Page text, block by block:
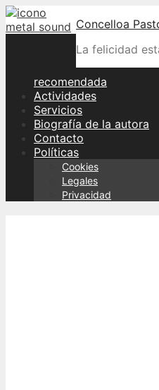
Skip
to
Concelloa
La felicidad
recomendada
Actividades
Servicios
Biografía de la autora
Contacto
Políticas
Cookies
Legales
Privacidad